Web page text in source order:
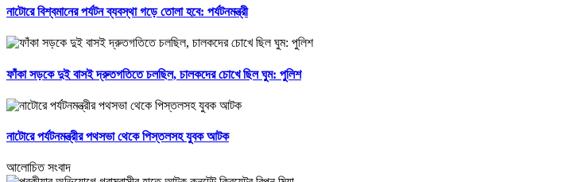
নাটোরে বিশ্বমানের পর্যটন ব্যবস্থা গড়ে তোলা হবে: পর্যটনমন্ত্রী
ফাঁকা সড়কে দুই বাসই দ্রুতগতিতে চলছিল, চালকদের চোখে ছিল ঘুম: পুলিশ
নাটোরে পর্যটনমন্ত্রীর পথসভা থেকে পিস্তলসহ যুবক আটক
আলোচিত সংবাদ